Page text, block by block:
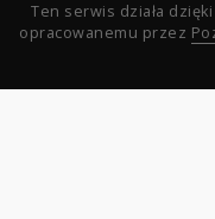
Ten serwis działa
opracowanemu przez